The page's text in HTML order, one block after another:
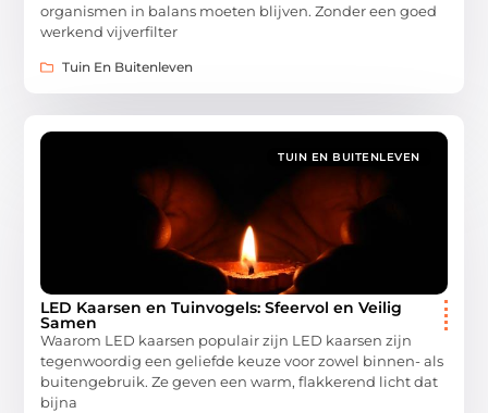
organismen in balans moeten blijven. Zonder een goed
werkend vijverfilter
Tuin En Buitenleven
TUIN EN BUITENLEVEN
LED Kaarsen en Tuinvogels: Sfeervol en Veilig
Samen
Waarom LED kaarsen populair zijn LED kaarsen zijn
tegenwoordig een geliefde keuze voor zowel binnen- als
buitengebruik. Ze geven een warm, flakkerend licht dat
bijna